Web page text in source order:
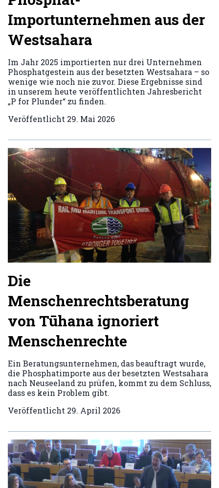
Importunternehmen aus der
Westsahara
Im Jahr 2025 importierten nur drei Unternehmen
Phosphatgestein aus der besetzten Westsahara – so
wenige wie noch nie zuvor. Diese Ergebnisse sind
in unserem heute veröffentlichten Jahresbericht
„P for Plunder“ zu finden.
Veröffentlicht 29. Mai 2026
Die
Menschenrechtsberatung
von Tūhana ignoriert
Menschenrechte
Ein Beratungsunternehmen, das beauftragt wurde,
die Phosphatimporte aus der besetzten Westsahara
nach Neuseeland zu prüfen, kommt zu dem Schluss,
dass es kein Problem gibt.
Veröffentlicht 29. April 2026